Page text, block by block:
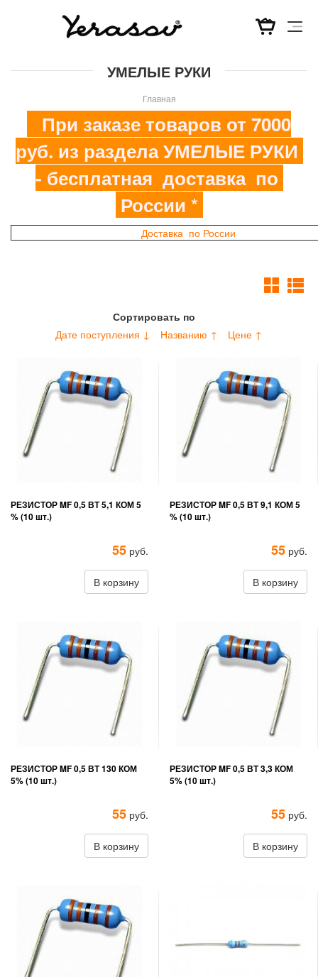
УМЕЛЫЕ РУКИ
Главная
При заказе товаров от 7000
руб. из раздела УМЕЛЫЕ РУКИ
- бесплатная доставка по
России *
Доставка по России
Сортировать по
Дате поступления ↓
Названию ↑ Цене ↑
РЕЗИСТОР MF 0,5 ВТ 5,1 КОМ 5
% (10 шт.)
55 руб.
В корзину
РЕЗИСТОР MF 0,5 ВТ 9,1 КОМ 5
% (10 шт.)
55 руб.
В корзину
РЕЗИСТОР MF 0,5 ВТ 130 КОМ
5% (10 шт.)
55 руб.
В корзину
РЕЗИСТОР MF 0,5 ВТ 3,3 КОМ
5% (10 шт.)
55 руб.
В корзину